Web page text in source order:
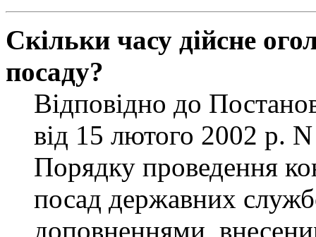
Скільки часу дійсне
посаду?
Відповідно до
від 15 лютого 2002 р.
Порядку проведення
посад державних
доповненнями,